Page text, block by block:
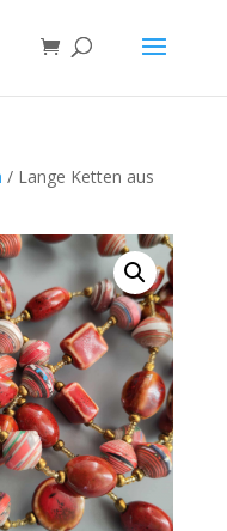
/ Lange Ketten aus